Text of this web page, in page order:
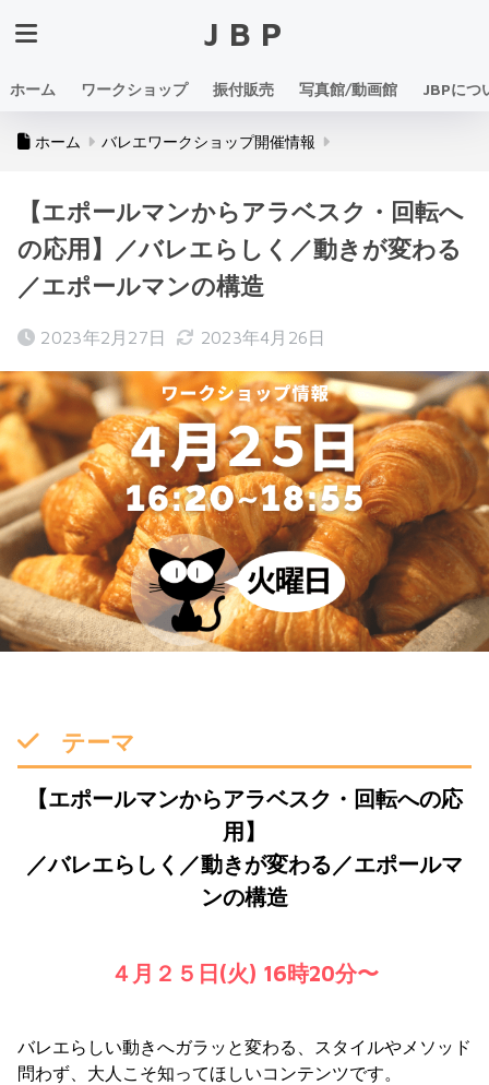
JBP
ホーム ワークショップ 振付販売 写真館/動画館 JBPにつ
ホーム バレエワークショップ開催情報
【エポールマンからアラベスク・回転へ
の応用】／バレエらしく／動きが変わる
／エポールマンの構造
2023年2月27日 2023年4月26日
テーマ
【エポールマンからアラベスク・回転への応
用】
／バレエらしく／動きが変わる／エポールマ
ンの構造
４月２５日(火) 16時20分〜
バレエらしい動きへガラッと変わる、スタイルやメソッド
問わず、大人こそ知ってほしいコンテンツです。